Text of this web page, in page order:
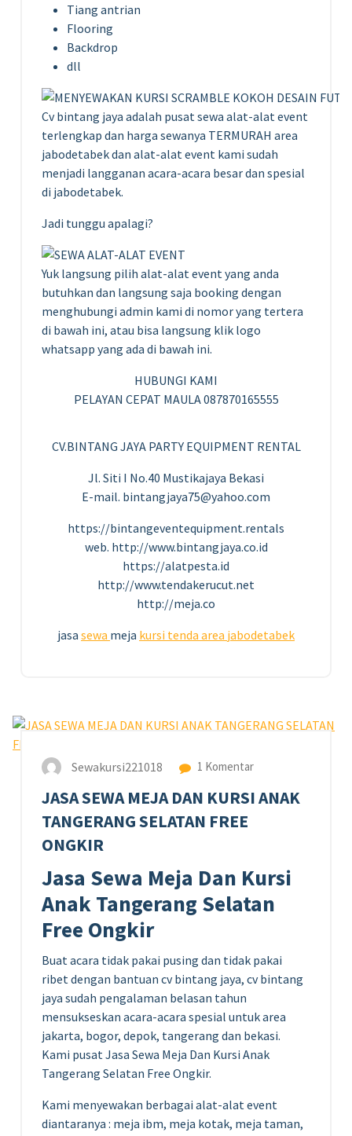
Tiang antrian
Flooring
Backdrop
dll
Cv bintang jaya adalah pusat sewa alat-alat event
terlengkap dan harga sewanya TERMURAH area
jabodetabek dan alat-alat event kami sudah
menjadi langganan acara-acara besar dan spesial
di jabodetabek.
Jadi tunggu apalagi?
Yuk langsung pilih alat-alat event yang anda
butuhkan dan langsung saja booking dengan
menghubungi admin kami di nomor yang tertera
di bawah ini, atau bisa langsung klik logo
whatsapp yang ada di bawah ini.
HUBUNGI KAMI
PELAYAN CEPAT MAULA 087870165555
CV.BINTANG JAYA PARTY EQUIPMENT RENTAL
Jl. Siti I No.40 Mustikajaya Bekasi
E-mail. bintangjaya75@yahoo.com
https://bintangeventequipment.rentals
web. http://www.bintangjaya.co.id
https://alatpesta.id
http://www.tendakerucut.net
http://meja.co
jasa sewa meja kursi tenda area jabodetabek
Sewakursi221018 1 Komentar
JASA SEWA MEJA DAN KURSI ANAK
TANGERANG SELATAN FREE
ONGKIR
Jasa Sewa Meja Dan Kursi
Anak Tangerang Selatan
Free Ongkir
Buat acara tidak pakai pusing dan tidak pakai
ribet dengan bantuan cv bintang jaya, cv bintang
jaya sudah pengalaman belasan tahun
mensukseskan acara-acara spesial untuk area
jakarta, bogor, depok, tangerang dan bekasi.
Kami pusat Jasa Sewa Meja Dan Kursi Anak
Tangerang Selatan Free Ongkir.
Kami menyewakan berbagai alat-alat event
diantaranya : meja ibm, meja kotak, meja taman,